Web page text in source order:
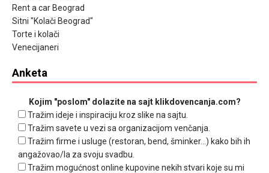
Rent a car Beograd
Sitni "Kolači Beograd"
Torte i kolači
Venecijaneri
Anketa
Kojim "poslom" dolazite na sajt klikdovencanja.com?
Tražim ideje i inspiraciju kroz slike na sajtu.
Tražim savete u vezi sa organizacijom venčanja.
Tražim firme i usluge (restoran, bend, šminker...) kako bih ih
angažovao/la za svoju svadbu.
Tražim mogućnost online kupovine nekih stvari koje su mi